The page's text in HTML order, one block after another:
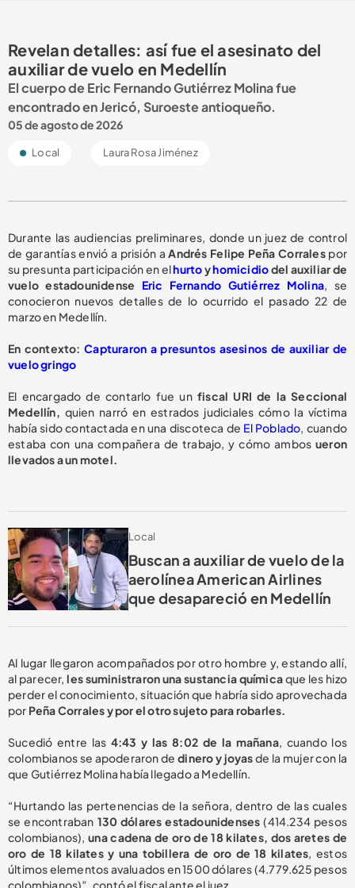
Revelan detalles: así fue el asesinato del
auxiliar de vuelo en Medellín
El cuerpo de Eric Fernando Gutiérrez Molina fue
encontrado en Jericó, Suroeste antioqueño.
05 de agosto de 2026
Local Laura Rosa Jiménez
Durante las audiencias preliminares, donde un juez de control
de garantías envió a prisión aAndrés Felipe Peña Corralespor
su presunta participación en elhurtoyhomicidiodel auxiliar de
vuelo estadounidense Eric Fernando Gutiérrez Molina, se
conocieron nuevos detalles de lo ocurrido el pasado 22 de
marzo en Medellín.
En contexto: Capturaron a presuntos asesinos de auxiliar de
vuelo gringo
El encargado de contarlo fue unfiscal URI de la Seccional
Medellín, quien narró en estrados judiciales cómo la víctima
había sido contactada en una discoteca de El Poblado, cuando
estaba con una compañera de trabajo, y cómo ambos ueron
llevados a un motel.
Local
Buscan a auxiliar de vuelo de la
aerolínea American Airlines
que desapareció en Medellín
Al lugar llegaron acompañados por otro hombre y, estando allí,
al parecer,les suministraron una sustancia químicaque les hizo
perder el conocimiento, situación que habría sido aprovechada
por Peña Corrales y por el otro sujeto para robarles.
Sucedió entre las 4:43 y las 8:02 de la mañana, cuando los
colombianos se apoderaron dedinero y joyasde la mujer con la
que Gutiérrez Molina había llegado a Medellín.
“Hurtando las pertenencias de la señora, dentro de las cuales
se encontraban 130 dólares estadounidenses (414.234 pesos
colombianos),una cadena de oro de 18 kilates, dos aretes de
oro de 18 kilates y una tobillera de oro de 18 kilates, estos
últimos elementos avaluados en 1500 dólares (4.779.625 pesos
colombianos)”, contó el fiscal ante el juez.